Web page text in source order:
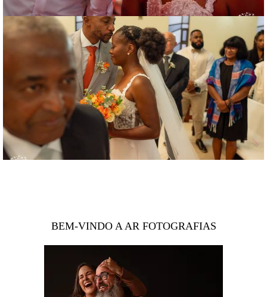
BEM-VINDO A AR FOTOGRAFIAS